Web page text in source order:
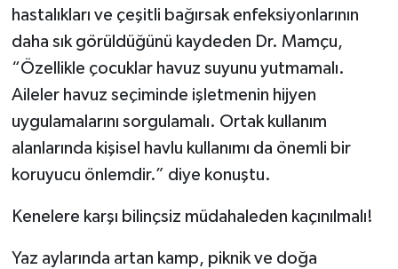
hastalıkları ve çeşitli bağırsak enfeksiyonlarının
daha sık görüldüğünü kaydeden Dr. Mamçu,
“Özellikle çocuklar havuz suyunu yutmamalı.
Aileler havuz seçiminde işletmenin hijyen
uygulamalarını sorgulamalı. Ortak kullanım
alanlarında kişisel havlu kullanımı da önemli bir
koruyucu önlemdir.” diye konuştu.
Kenelere karşı bilinçsiz müdahaleden kaçınılmalı!
Yaz aylarında artan kamp, piknik ve doğa